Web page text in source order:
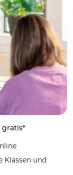
gratis*
Klassen und